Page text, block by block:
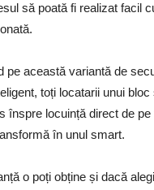
să poată fi realizat facil
pe această variantă de
toți locatarii unui
înspre locuință direct de
în unul smart.
o poți obține și dacă